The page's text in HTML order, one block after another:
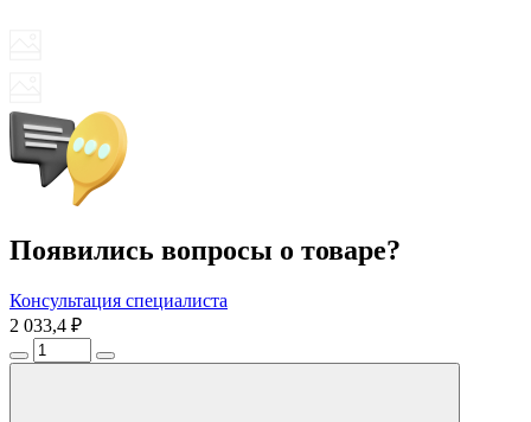
Появились вопросы о товаре?
Консультация специалиста
2 033,4 ₽